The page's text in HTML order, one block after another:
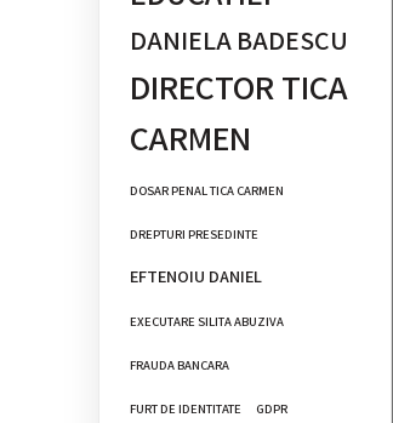
DANIELA BADESCU
DIRECTOR TICA
CARMEN
DOSAR PENAL TICA CARMEN
DREPTURI PRESEDINTE
EFTENOIU DANIEL
EXECUTARE SILITA ABUZIVA
FRAUDA BANCARA
FURT DE IDENTITATE GDPR